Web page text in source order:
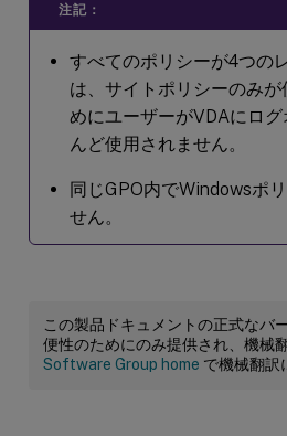
注記：
すべてのポリシーが4つの
は、サイトポリシーのみ
めにユーザーがVDAにロ
んど使用されません。
同じGPO内でWindowsポ
せん。
この製品ドキュメントの正式なバ
便性のためにのみ提供され、機械
Software Group home で機械翻訳